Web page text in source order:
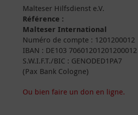
Malteser Hilfsdienst e.V.
Référence :
Malteser International
Numéro de compte : 1201200012
IBAN : DE103 70601201201200012
S.W.I.F.T./BIC : GENODED1PA7
(Pax Bank Cologne)
Ou bien faire un don en ligne.